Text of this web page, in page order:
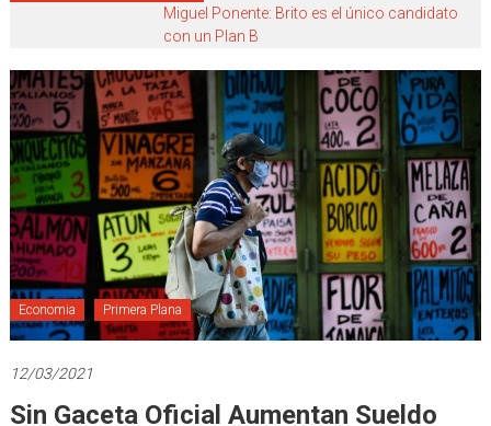
Verdad
Miguel Ponente: Brito es el único candidato
con un Plan B
Economia Primera Plana
12/03/2021
Sin Gaceta Oficial Aumentan Sueldo